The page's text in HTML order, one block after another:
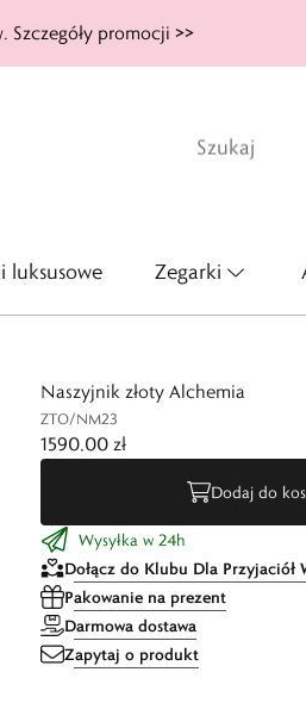
Szczegóły promocji >>
luksusowe Zegarki
Naszyjnik złoty Alchemia
ZTO/NM23
1590,00 zł
Dodaj do
Wysyłka w 24h
Dołącz do Klubu Dla Przyjaciół
Pakowanie na prezent
Darmowa dostawa
Zapytaj o produkt